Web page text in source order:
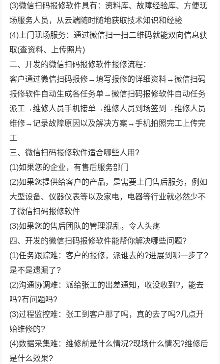
(3)微信扫码报修软件具有：资料库、故障经验库、方便现
场服务人员，从云端随时随地获取技术知识和经验
(4)上门现场服务：通过微信扫一扫二维码就能双向信息获
取(查资料、上传照片)
二、开发的微信扫码报修软件报修流程：
客户通过微信扫码报修→填写报修的详细资料→微信扫码
报修软件自动生成各任务单→微信扫码报修软件自动任务
派工→维修人员手机接单→维修人员到场签到→维修人员
维修→记录故障原因以及解决方案→手机拍照完工上传完
工
三、微信扫码报修软件适合哪些人用?
(1)如果您的企业，有售后服务部门
(2)如果您提供给客户的产品，是需要上门售后服务，例如
大型设备、仪器仪表等以及家电，电器等行业就必然少不
了微信扫码报修软件
(3)如果您的售后团队的管理混乱，令人头疼
四、开发的微信扫码报修软件能帮你解决哪些问题?
(1)任务跟踪难：客户的报修，派谁去的?进展到哪一步了?
是不是遗漏了?
(2)沟通协调难：派给张工的出差通知，收没收到?，能去
吗?有问题吗?
(3)过程监控难：张工到客户那了吗，真的去了吗?几点开
始维修的?
(4)数据采集难：维修前是什么情况?现场什么情况?维修后
是什么效果?